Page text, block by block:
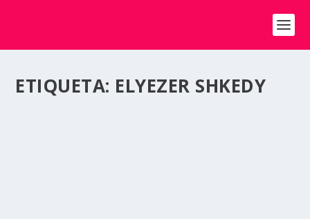
ETIQUETA: ELYEZER SHKEDY